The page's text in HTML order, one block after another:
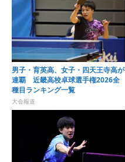
男子・育英高、女子・四天王寺高が
連覇 近畿高校卓球選手権2026全
種目ランキング一覧
大会報道